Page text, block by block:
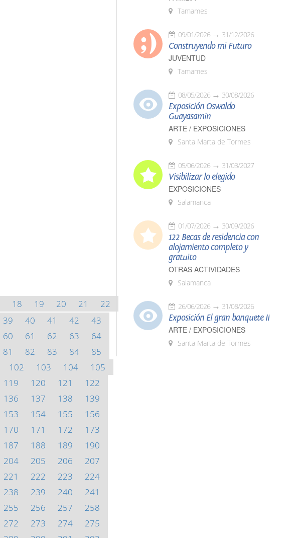
18 19 20 21
22
39 40 41 42
43
60 61 62 63
64
81 82 83 84
85
102 103 104
105
119 120 121
122
136 137 138
139
153 154 155
156
170 171 172
173
187 188 189
190
204 205 206
207
221 222 223
224
238 239 240
241
255 256 257
258
272 273 274
275
Tamames
09/01/2026 31/12/2026
Construyendo mi Futuro
JUVENTUD
Tamames
08/05/2026 30/08/2026
Exposición Oswaldo
Guayasamín
ARTE / EXPOSICIONES
Santa Marta de Tormes
05/06/2026 31/03/2027
Visibilizar lo elegido
EXPOSICIONES
Salamanca
01/07/2026 30/09/2026
122 Becas de residencia con
alojamiento completo y
gratuito
OTRAS ACTIVIDADES
Salamanca
26/06/2026 31/08/2026
Exposición El gran banquete II
ARTE / EXPOSICIONES
Santa Marta de Tormes